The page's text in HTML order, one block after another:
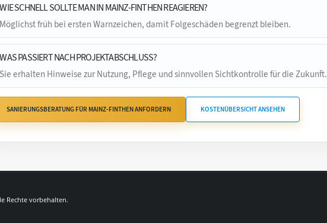
WIE SCHNELL SOLLTE MAN IN MAINZ-FINTHEN REAGIEREN?
Möglichst früh bei ersten Warnzeichen, damit Folgeschäden begrenzt bleiben.
WAS PASSIERT NACH PROJEKTABSCHLUSS?
Sie erhalten Hinweise zur Nutzung, Pflege und sinnvollen Sichtkontrolle für die Zukunft.
SANIERUNGSBERATUNG FÜR MAINZ-FINTHEN ANFORDERN KOSTENÜBERSICHT ANSEHEN
Rechte vorbehalten.